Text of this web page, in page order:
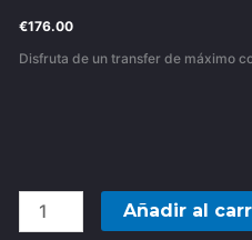
€176.00
Disfruta de un transfer de máximo
cantidad
Añadir al